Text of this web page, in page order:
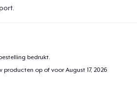
bedrukt.
producten op of voorAugust 17, 2026